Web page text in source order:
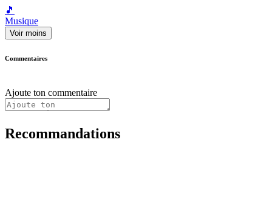
🎵
Musique
Voir moins
Commentaires
Ajoute ton commentaire
Recommandations